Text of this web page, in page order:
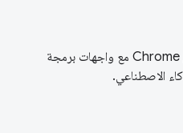
استخدِم ميزات Gemini Nano في Chrome مع واجهات برمجة
الاصطناعي.